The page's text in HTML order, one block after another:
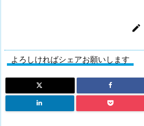

よろしければシェアお願いします